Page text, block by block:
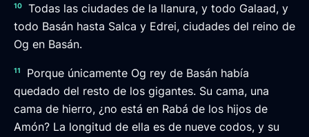
10
Todas las ciudades de la llanura, y todo Galaad, y
todo Basán hasta Salca y Edrei, ciudades del reino de
Og en Basán.
11
Porque únicamente Og rey de Basán había
quedado del resto de los gigantes. Su cama, una
cama de hierro, ¿no está en Rabá de los hijos de
Amón? La longitud de ella es de nueve codos, y su